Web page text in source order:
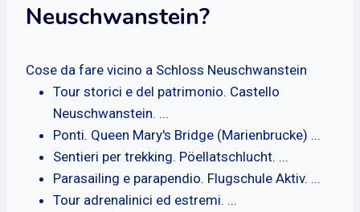
Neuschwanstein?
Cose da fare vicino a Schloss Neuschwanstein‎
Tour storici e del patrimonio. Castello
Neuschwanstein. ...
Ponti. Queen Mary's Bridge (Marienbrucke) ...
Sentieri per trekking. Pöellatschlucht. ...
Parasailing e parapendio. Flugschule Aktiv. ...
Tour adrenalinici ed estremi. ...